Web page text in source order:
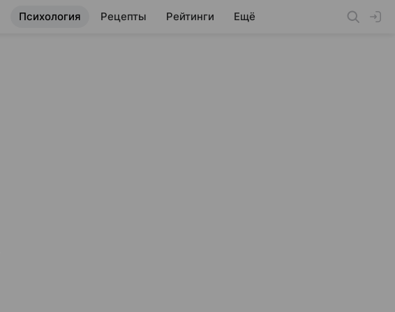
Психология Рецепты Рейтинги Ещё